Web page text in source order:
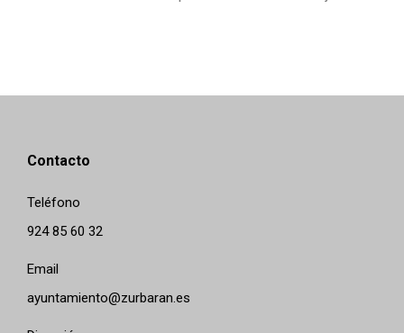
Contacto
Teléfono
924 85 60 32
Email
ayuntamiento@zurbaran.es